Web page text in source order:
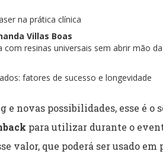
na prática clínica
Villas Boas
resinas universais sem abrir mão
fatores de sucesso e longevidade
novas possibilidades, esse é o
para utilizar durante o
valor, que poderá ser usado